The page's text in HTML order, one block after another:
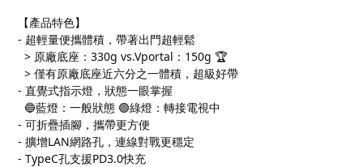
【產品特色】
- 超輕量便攜體積，帶著出門超輕鬆
  > 原廠底座：330g vs.Vportal：150g 🏆️
  > 僅有原廠底座近六分之一體積，超級好帶
- 直覺式指示燈，狀態一眼掌握
  🔵藍燈：一般狀態 🟢綠燈：轉接電視中
- 可折疊插腳，攜帶更方便
- 擴增LAN網路孔，連線對戰更穩定
- TypeC孔支援PD3.0快充